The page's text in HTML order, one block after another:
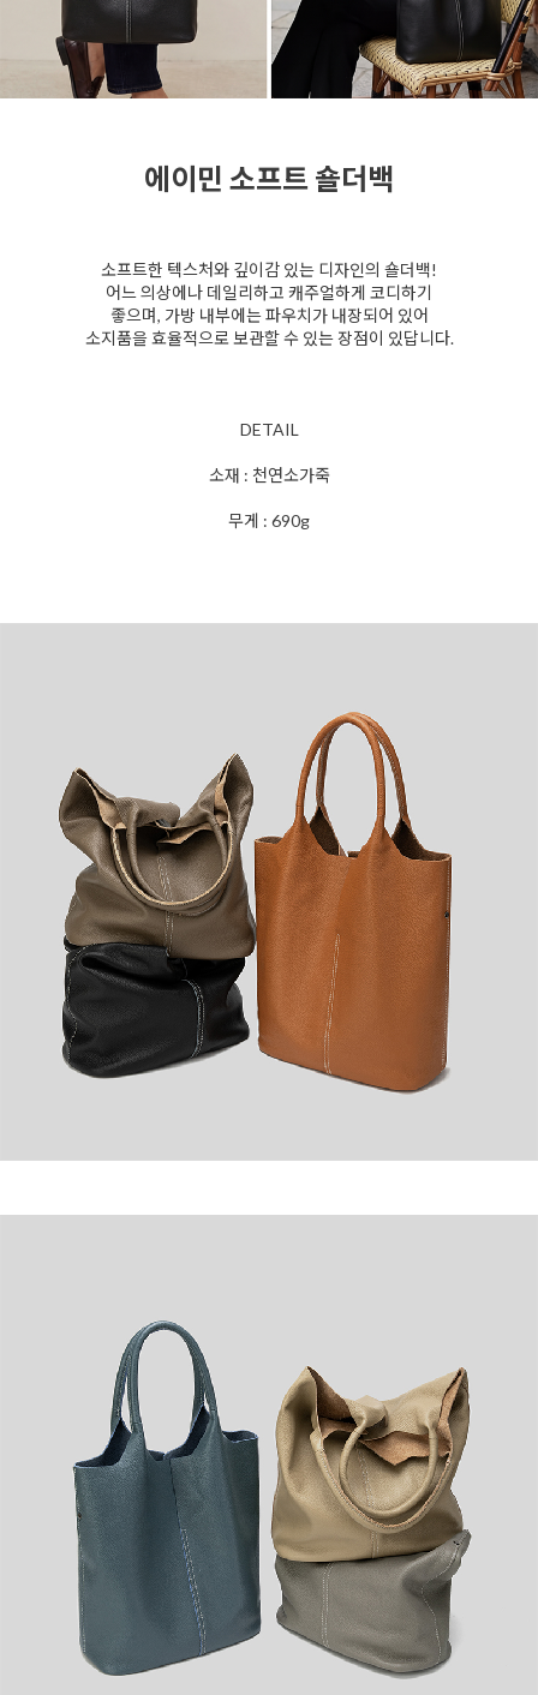
에이민 소프트 숄더백
소프트한 텍스처와 깊이감 있는 디자인의 숄더백!
어느 의상에나 데일리하고 캐주얼하게 코디하기
좋으며, 가방 내부에는 파우치가 내장되어 있어
소지품을 효율적으로 보관할 수 있는 장점이 있답니다.
DETAIL
소재 : 천연소가죽
무게 : 690g